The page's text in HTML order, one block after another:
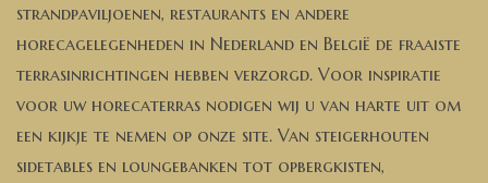
strandpaviljoenen, restaurants en andere
horecagelegenheden in Nederland en België de fraaiste
terrasinrichtingen hebben verzorgd. Voor inspiratie
voor uw horecaterras nodigen wij u van harte uit om
een kijkje te nemen op onze site. Van steigerhouten
sidetables en loungebanken tot opbergkisten,